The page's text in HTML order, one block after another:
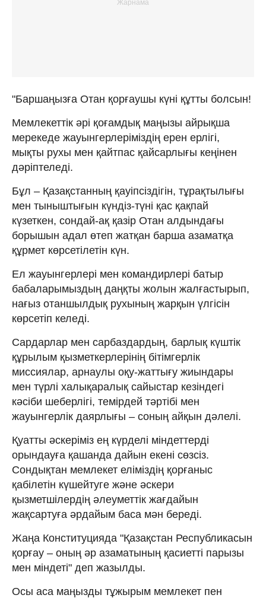
"Баршаңызға Отан қорғаушы күні құтты болсын!
Мемлекеттік әрі қоғамдық маңызы айрықша
мерекеде жауынгерлеріміздің ерен ерлігі,
мықты рухы мен қайтпас қайсарлығы кеңінен
дәріптеледі.
Бұл – Қазақстанның қауіпсіздігін, тұрақтылығы
мен тыныштығын күндіз-түні қас қақпай
күзеткен, сондай-ақ қазір Отан алдындағы
борышын адал өтеп жатқан барша азаматқа
құрмет көрсетілетін күн.
Ел жауынгерлері мен командирлері батыр
бабаларымыздың даңқты жолын жалғастырып,
нағыз отаншылдық рухының жарқын үлгісін
көрсетіп келеді.
Сардарлар мен сарбаздардың, барлық күштік
құрылым қызметкерлерінің бітімгерлік
миссиялар, арнаулы оқу-жаттығу жиындары
мен түрлі халықаралық сайыстар кезіндегі
кәсіби шеберлігі, темірдей тәртібі мен
жауынгерлік даярлығы – соның айқын дәлелі.
Қуатты әскеріміз ең күрделі міндеттерді
орындауға қашанда дайын екені сөзсіз.
Сондықтан мемлекет еліміздің қорғаныс
қабілетін күшейтуге және әскери
қызметшілердің әлеуметтік жағдайын
жақсартуға әрдайым баса мән береді.
Жаңа Конституцияда "Қазақстан Республикасын
қорғау – оның әр азаматының қасиетті парызы
мен міндеті" деп жазылды.
Осы аса маңызды тұжырым мемлекет пен